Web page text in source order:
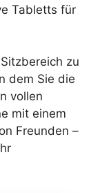
Tabletts für
zu
dem Sie die
vollen
mit einem
Freunden –